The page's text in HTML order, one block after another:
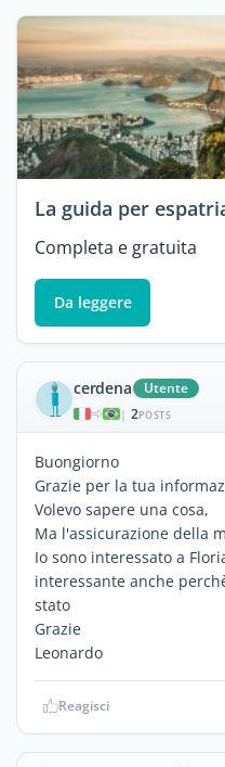
La guida per
Completa e gratuita
Da leggere
cerdena Utente
| 2POSTS
Buongiorno
Grazie per la tua
Volevo sapere una cosa,
Ma l'assicurazione della
Io sono interessato a
interessante anche
stato
Grazie
Leonardo
Reagisci